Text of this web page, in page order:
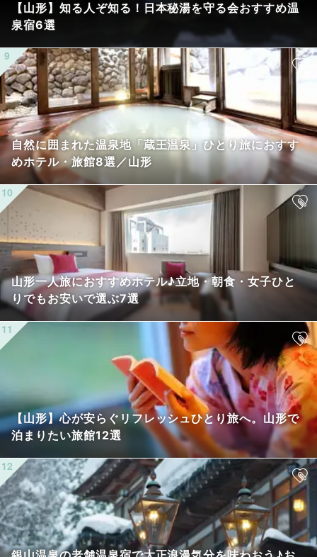
【山形】知る人ぞ知る！日本秘湯を守る会おすすめ温
泉宿6選
自然に囲まれた温泉地「蔵王温泉」ひとり旅におすす
めホテル・旅館8選／山形
山形一人旅におすすめホテル♪立地・朝食・女子ひと
りでもお安いで選ぶ7選
【山形】心が安らぐリフレッシュひとり旅へ。山形で
泊まりたい旅館12選